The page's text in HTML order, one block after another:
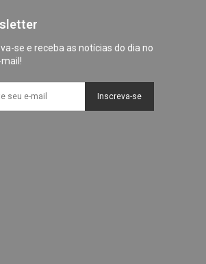
se e receba as notícias do dia no
Inscreva-se